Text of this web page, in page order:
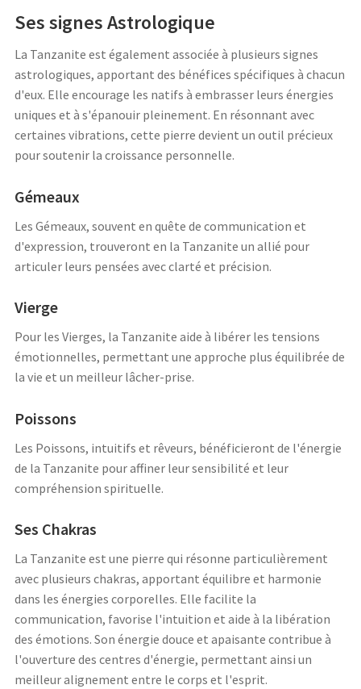
Ses signes Astrologique
La Tanzanite est également associée à plusieurs signes
astrologiques, apportant des bénéfices spécifiques à chacun
d'eux. Elle encourage les natifs à embrasser leurs énergies
uniques et à s'épanouir pleinement. En résonnant avec
certaines vibrations, cette pierre devient un outil précieux
pour soutenir la croissance personnelle.
Gémeaux
Les Gémeaux, souvent en quête de communication et
d'expression, trouveront en la Tanzanite un allié pour
articuler leurs pensées avec clarté et précision.
Vierge
Pour les Vierges, la Tanzanite aide à libérer les tensions
émotionnelles, permettant une approche plus équilibrée de
la vie et un meilleur lâcher-prise.
Poissons
Les Poissons, intuitifs et rêveurs, bénéficieront de l'énergie
de la Tanzanite pour affiner leur sensibilité et leur
compréhension spirituelle.
Ses Chakras
La Tanzanite est une pierre qui résonne particulièrement
avec plusieurs chakras, apportant équilibre et harmonie
dans les énergies corporelles. Elle facilite la
communication, favorise l'intuition et aide à la libération
des émotions. Son énergie douce et apaisante contribue à
l'ouverture des centres d'énergie, permettant ainsi un
meilleur alignement entre le corps et l'esprit.